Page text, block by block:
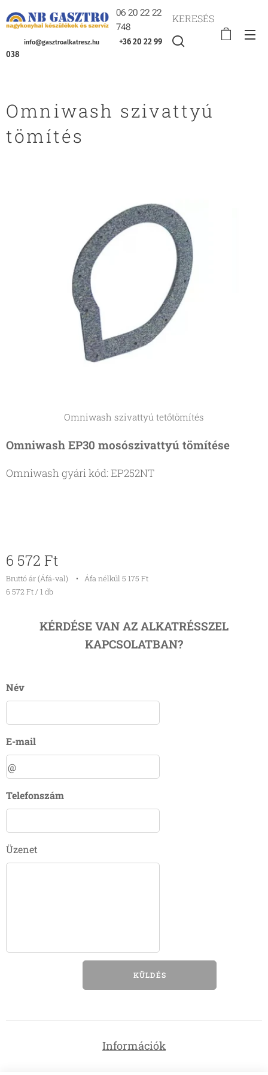
06 20 22 22
748
info@gasztroalkatresz.hu
+36 20 22 99
038
KERESÉS
Omniwash szivattyú
tömítés
Omniwash szivattyú tetőtömítés
Omniwash EP30 mosószivattyú tömítése
Omniwash gyári kód: EP252NT
6 572 Ft
Bruttó ár (Áfá-val)
Áfa nélkül 5 175 Ft
6 572 Ft / 1 db
KÉRDÉSE VAN AZ ALKATRÉSSZEL
KAPCSOLATBAN?
Név
E-mail
Telefonszám
Üzenet
KÜLDÉS
Információk